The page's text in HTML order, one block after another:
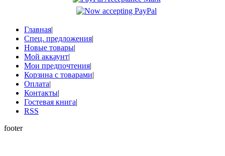
Главная|
Спец. предложения|
Новые товары|
Мой аккаунт|
Мои предпочтения|
Корзина с товарами|
Оплата|
Контакты|
Гостевая книга|
RSS
footer